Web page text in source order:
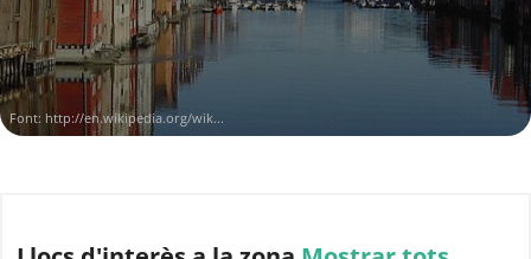
Font: http://en.wikipedia.org/wik...